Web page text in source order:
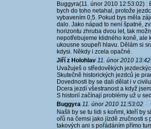
Buggyra(11. únor 2010 12:53:02)
bych do toho netahal, protože
vybavením 0,5. Pokud bys měla
dalo. Jako nápad to není špatné,
horizontu zhruba dvou let, tak
nepotřebujeme klidného koně, ale
ukousne soupeři hlavu. Dělám si
kdysi. Někdy i zcela opačné.
Jiří z Holohlav 11. únor 2010
Uvažuješ o středověkých
Skutečně historických jezdců je
Dovednosti by se dali dělat i v
Dcera jezdí všestranost a když
S historií začínají problémy už u
Buggyra 11. únor 2010 11:53:02
Našli by se tu lidi s koňmi, kteří by
ořů na čemsi jako jízdě zručnosti s
takových ani s pořádáním přímo